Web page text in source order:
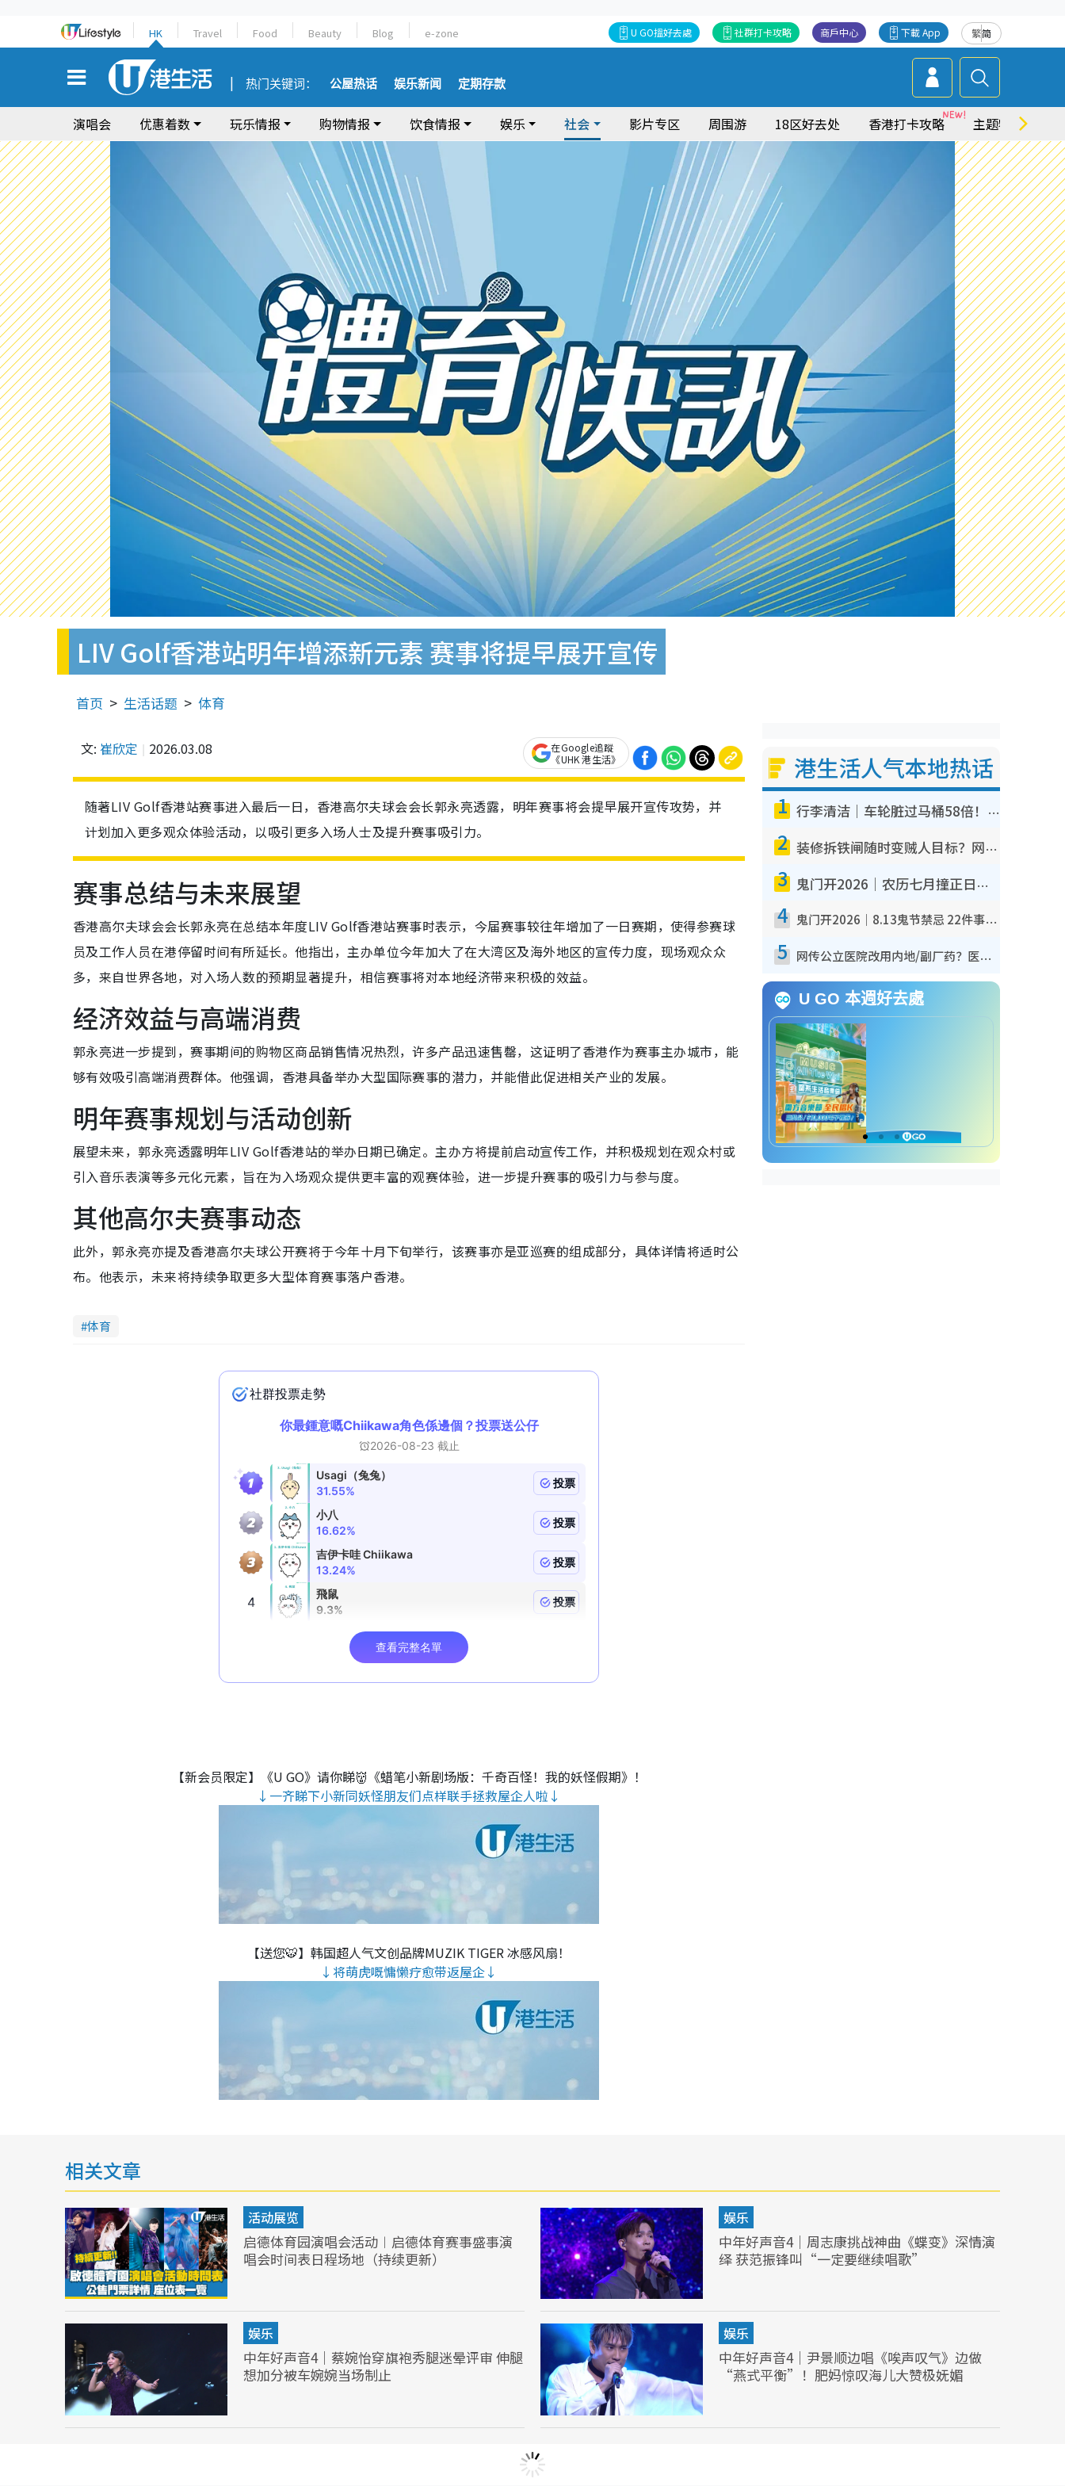
HK Travel Food Beauty Blog e-zone 繁简
下載 App
商戶中心
社群打卡攻略
U GO搵好去處
热门关键词： 公屋热话 娱乐新闻 定期存款
演唱会 优惠着数 玩乐情报 购物情报 饮食情报 娱乐 社会 影片专区 周围游 18区好去处 香港打卡攻略 主题特集
LIV Golf香港站明年增添新元素 赛事将提早展开宣传
首页 生活话题 体育
文: 崔欣定 2026.03.08
在Google追蹤
《UHK 港生活》
随著LIV Golf香港站赛事进入最后一日，香港高尔夫球会会长郭永亮透露，明年赛事将会提早展开宣传攻势，并
计划加入更多观众体验活动，以吸引更多入场人士及提升赛事吸引力。
赛事总结与未来展望
香港高尔夫球会会长郭永亮在总结本年度LIV Golf香港站赛事时表示，今届赛事较往年增加了一日赛期，使得参赛球
员及工作人员在港停留时间有所延长。他指出，主办单位今年加大了在大湾区及海外地区的宣传力度，现场观众众
多，来自世界各地，对入场人数的预期显著提升，相信赛事将对本地经济带来积极的效益。
经济效益与高端消费
郭永亮进一步提到，赛事期间的购物区商品销售情况热烈，许多产品迅速售罄，这证明了香港作为赛事主办城市，能
够有效吸引高端消费群体。他强调，香港具备举办大型国际赛事的潜力，并能借此促进相关产业的发展。
明年赛事规划与活动创新
展望未来，郭永亮透露明年LIV Golf香港站的举办日期已确定。主办方将提前启动宣传工作，并积极规划在观众村或
引入音乐表演等多元化元素，旨在为入场观众提供更丰富的观赛体验，进一步提升赛事的吸引力与参与度。
其他高尔夫赛事动态
此外，郭永亮亦提及香港高尔夫球公开赛将于今年十月下旬举行，该赛事亦是亚巡赛的组成部分，具体详情将适时公
布。他表示，未来将持续争取更多大型体育赛事落户香港。
体育
【新会员限定】《U GO》请你睇👹《蜡笔小新剧场版：千奇百怪！我的妖怪假期》！
↓一齐睇下小新同妖怪朋友们点样联手拯救屋企人啦↓
【送您🐯】韩国超人气文创品牌MUZIK TIGER 冰感风扇！
↓将萌虎嘅慵懒疗愈带返屋企↓
港生活人气本地热话
1 行李清洁｜车轮脏过马桶58倍！专家警告忌用酒精擦 教1招免脏手除菌
2 装修拆铁闸随时变贼人目标？网友揭2大关键用途：装新款等于白装？附新旧铁闸分别
3 鬼门开2026｜农历七月撞正日全食特别邪？专家警告切忌做一事！揭4大禁忌+2招保平安
4 鬼门开2026｜8.13鬼节禁忌 22件事不能做！烧肉、刺身要少食？半夜勿吹口哨/打给个电话
5 网传公立医院改用内地/副厂药？医生拆解正副厂分别，揭4类人换药随时出事
U GO 本週好去處
相关文章
活动展览
启德体育园演唱会活动︱启德体育赛事盛事演
唱会时间表日程场地（持续更新）
娱乐
中年好声音4｜周志康挑战神曲《蝶变》深情演
绎 获范振锋叫“一定要继续唱歌”
娱乐
中年好声音4｜蔡婉怡穿旗袍秀腿迷晕评审 伸腿
想加分被车婉婉当场制止
娱乐
中年好声音4｜尹景顺边唱《唉声叹气》边做
“燕式平衡”！肥妈惊叹海儿大赞极妩媚